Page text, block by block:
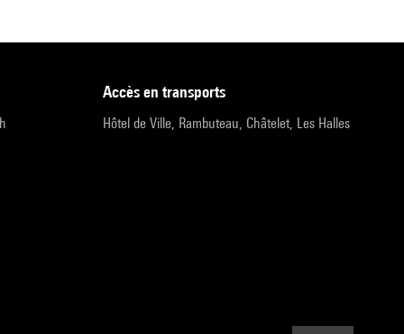
accès en transports
Hôtel de Ville, Rambuteau, Châtelet, Les Halles